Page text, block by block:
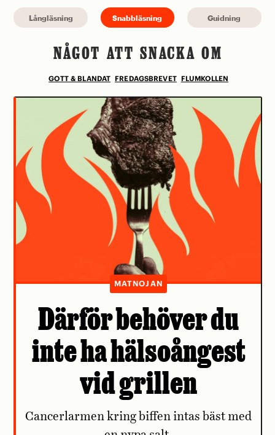
Långläsning Snabbläsning Guidning
NÅGOT ATT SNACKA OM
GOTT & BLANDAT FREDAGSBREVET FLUMKOLLEN
MATNOJAN
Därför behöver du
inte ha hälsoångest
vid grillen
Cancerlarmen kring biffen intas bäst med